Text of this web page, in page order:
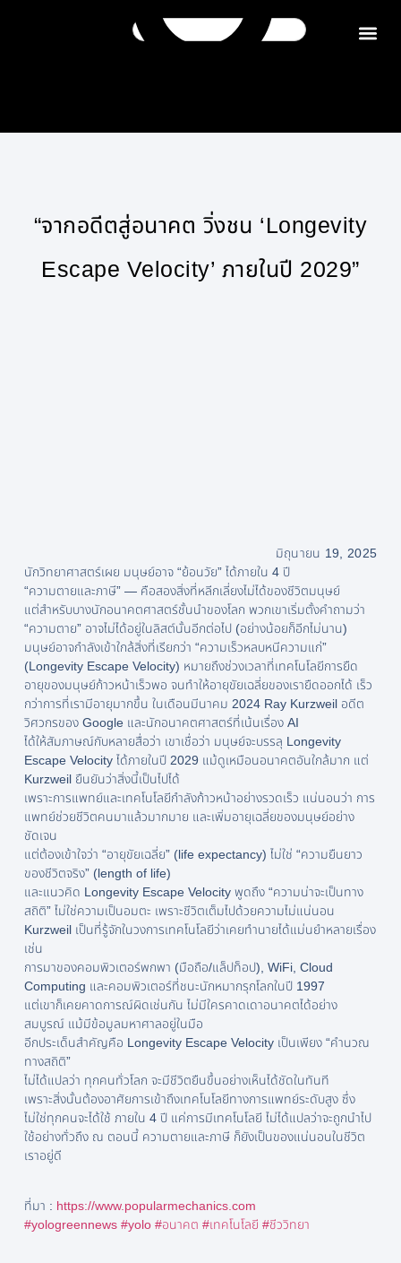
“จากอดีตสู่อนาคต วิ่งชน ‘Longevity
Escape Velocity’ ภายในปี 2029”
มิถุนายน 19, 2025
นักวิทยาศาสตร์เผย มนุษย์อาจ “ย้อนวัย” ได้ภายใน 4 ปี
“ความตายและภาษี” — คือสองสิ่งที่หลีกเลี่ยงไม่ได้ของชีวิตมนุษย์
แต่สำหรับบางนักอนาคตศาสตร์ชั้นนำของโลก พวกเขาเริ่มตั้งคำถามว่า
“ความตาย” อาจไม่ได้อยู่ในลิสต์นั้นอีกต่อไป (อย่างน้อยก็อีกไม่นาน)
มนุษย์อาจกำลังเข้าใกล้สิ่งที่เรียกว่า “ความเร็วหลบหนีความแก่”
(Longevity Escape Velocity) หมายถึงช่วงเวลาที่เทคโนโลยีการยืด
อายุของมนุษย์ก้าวหน้าเร็วพอ จนทำให้อายุขัยเฉลี่ยของเรายืดออกได้ เร็ว
กว่าการที่เรามีอายุมากขึ้น ในเดือนมีนาคม 2024 Ray Kurzweil อดีต
วิศวกรของ Google และนักอนาคตศาสตร์ที่เน้นเรื่อง AI
ได้ให้สัมภาษณ์กับหลายสื่อว่า เขาเชื่อว่า มนุษย์จะบรรลุ Longevity
Escape Velocity ได้ภายในปี 2029 แม้ดูเหมือนอนาคตอันใกล้มาก แต่
Kurzweil ยืนยันว่าสิ่งนี้เป็นไปได้
เพราะการแพทย์และเทคโนโลยีกำลังก้าวหน้าอย่างรวดเร็ว แน่นอนว่า การ
แพทย์ช่วยชีวิตคนมาแล้วมากมาย และเพิ่มอายุเฉลี่ยของมนุษย์อย่าง
ชัดเจน
แต่ต้องเข้าใจว่า “อายุขัยเฉลี่ย” (life expectancy) ไม่ใช่ “ความยืนยาว
ของชีวิตจริง” (length of life)
และแนวคิด Longevity Escape Velocity พูดถึง “ความน่าจะเป็นทาง
สถิติ” ไม่ใช่ความเป็นอมตะ เพราะชีวิตเต็มไปด้วยความไม่แน่นอน
Kurzweil เป็นที่รู้จักในวงการเทคโนโลยีว่าเคยทำนายได้แม่นยำหลายเรื่อง
เช่น
การมาของคอมพิวเตอร์พกพา (มือถือ/แล็ปท็อป), WiFi, Cloud
Computing และคอมพิวเตอร์ที่ชนะนักหมากรุกโลกในปี 1997
แต่เขาก็เคยคาดการณ์ผิดเช่นกัน ไม่มีใครคาดเดาอนาคตได้อย่าง
สมบูรณ์ แม้มีข้อมูลมหาศาลอยู่ในมือ
อีกประเด็นสำคัญคือ Longevity Escape Velocity เป็นเพียง “คำนวณ
ทางสถิติ”
ไม่ได้แปลว่า ทุกคนทั่วโลก จะมีชีวิตยืนขึ้นอย่างเห็นได้ชัดในทันที
เพราะสิ่งนั้นต้องอาศัยการเข้าถึงเทคโนโลยีทางการแพทย์ระดับสูง ซึ่ง
ไม่ใช่ทุกคนจะได้ใช้ ภายใน 4 ปี แค่การมีเทคโนโลยี ไม่ได้แปลว่าจะถูกนำไป
ใช้อย่างทั่วถึง ณ ตอนนี้ ความตายและภาษี ก็ยังเป็นของแน่นอนในชีวิต
เราอยู่ดี
ที่มา : https://www.popularmechanics.com
#yologreennews #yolo #อนาคต #เทคโนโลยี #ชีววิทยา